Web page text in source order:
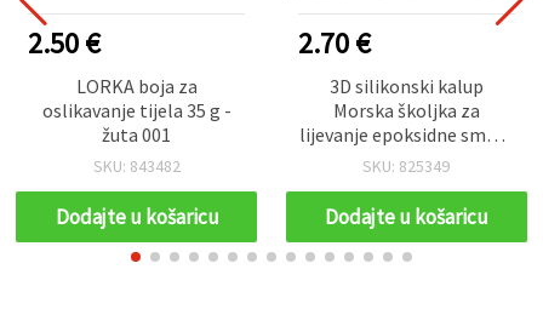
2.50 €
LORKA boja za
oslikavanje tijela 35 g -
žuta 001
SKU: 843482
Dodajte u košaricu
2.70 €
3D silikonski kalup
Morska školjka za
lijevanje epoksidne smole
(resin) – realističan
višekratan, 60×51×30 mm
SKU: 825349
Dodajte u košaricu